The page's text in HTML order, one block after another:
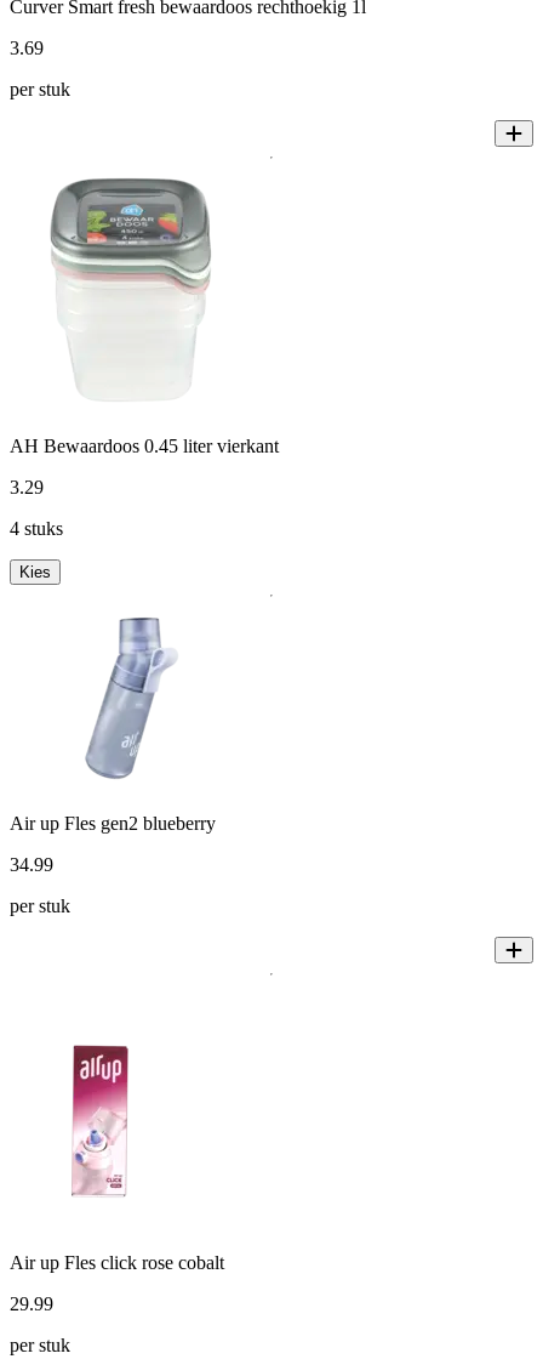
Curver Smart fresh bewaardoos rechthoekig 1l
3.69
per stuk
AH Bewaardoos 0.45 liter vierkant
3.29
4 stuks
Kies
Air up Fles gen2 blueberry
34.99
per stuk
Air up Fles click rose cobalt
29.99
per stuk